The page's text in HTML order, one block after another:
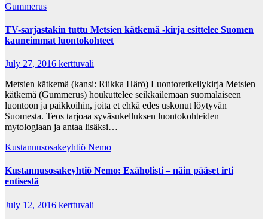
Gummerus
TV-sarjastakin tuttu Metsien kätkemä -kirja esittelee Suomen
kauneimmat luontokohteet
July 27, 2016 kerttuvali
Metsien kätkemä (kansi: Riikka Härö) Luontoretkeilykirja Metsien
kätkemä (Gummerus) houkuttelee seikkailemaan suomalaiseen
luontoon ja paikkoihin, joita et ehkä edes uskonut löytyvän
Suomesta. Teos tarjoaa syväsukelluksen luontokohteiden
mytologiaan ja antaa lisäksi…
Kustannusosakeyhtiö Nemo
Kustannusosakeyhtiö Nemo: Exäholisti – näin pääset irti
entisestä
July 12, 2016 kerttuvali